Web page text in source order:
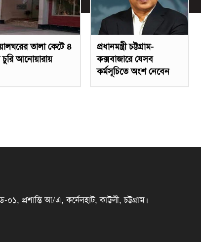
তালা কেটে ৪
আনোয়ারায়
প্রধানমন্ত্রী চট্টগ্রাম-
কক্সবাজারে যেসব
কর্মসূচিতে অংশ নেবেন
প্রশান্তি আ/এ, কর্নেলহাট, কাট্টলী, চট্টগ্রাম।